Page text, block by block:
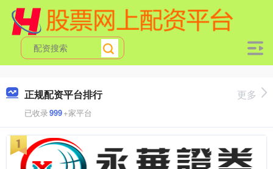
正规配资平台排行
已收录999+家平台
更多